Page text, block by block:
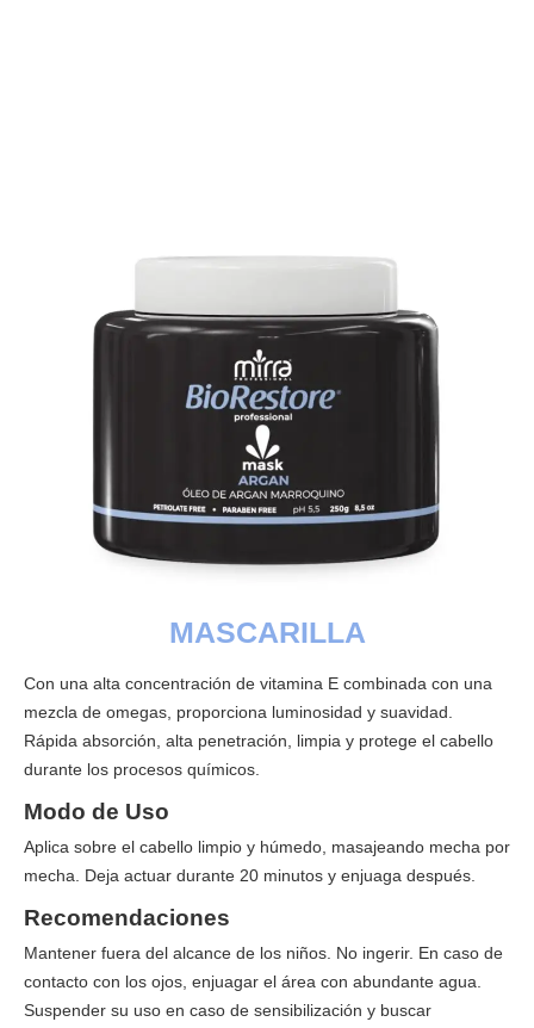
MASCARILLA
Con una alta concentración de vitamina E combinada con una
mezcla de omegas, proporciona luminosidad y suavidad.
Rápida absorción, alta penetración, limpia y protege el cabello
durante los procesos químicos.
Modo de Uso
Aplica sobre el cabello limpio y húmedo, masajeando mecha por
mecha. Deja actuar durante 20 minutos y enjuaga después.
Recomendaciones
Mantener fuera del alcance de los niños. No ingerir. En caso de
contacto con los ojos, enjuagar el área con abundante agua.
Suspender su uso en caso de sensibilización y buscar